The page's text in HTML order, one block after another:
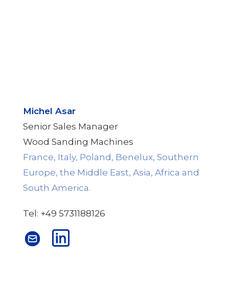
Michel Asar
Senior Sales Manager
Wood Sanding Machines
France, Italy, Poland, Benelux, Southern
Europe, the Middle East, Asia, Africa and
South America.
Tel: +49 5731188126